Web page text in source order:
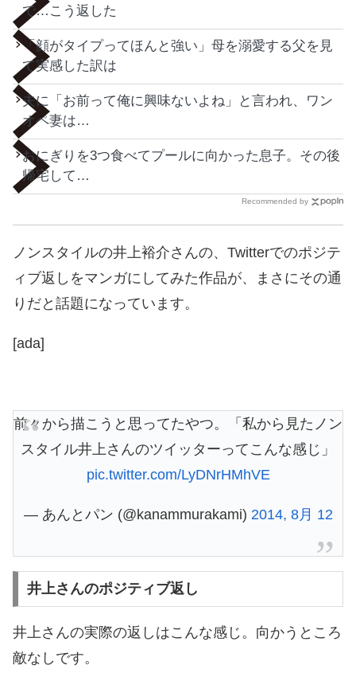
で…こう返した
「顔がタイプってほんと強い」母を溺愛する父を見
て実感した訳は
夫に「お前って俺に興味ないよね」と言われ、ワン
オペ妻は…
おにぎりを3つ食べてプールに向かった息子。その後
帰宅して…
Recommended by
ノンスタイルの井上裕介さんの、Twitterでのポジテ
ィブ返しをマンガにしてみた作品が、まさにその通
りだと話題になっています。
[ada]
前々から描こうと思ってたやつ。「私から見たノン
スタイル井上さんのツイッターってこんな感じ」
pic.twitter.com/LyDNrHMhVE
— あんとパン (@kanammurakami) 2014, 8月 12
井上さんのポジティブ返し
井上さんの実際の返しはこんな感じ。向かうところ
敵なしです。